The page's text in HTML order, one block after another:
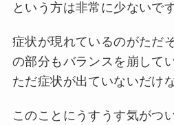
という方は非常に少ないです
症状が現れているのがただ
の部分もバランスを崩して
ただ症状が出ていないだけ
このことにうすうす気がつ